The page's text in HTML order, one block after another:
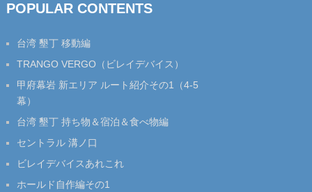
POPULAR CONTENTS
台湾 墾丁 移動編
TRANGO VERGO（ビレイデバイス）
甲府幕岩 新エリア ルート紹介その1（4-5
幕）
台湾 墾丁 持ち物＆宿泊＆食べ物編
セントラル 溝ノ口
ビレイデバイスあれこれ
ホールド自作編その1